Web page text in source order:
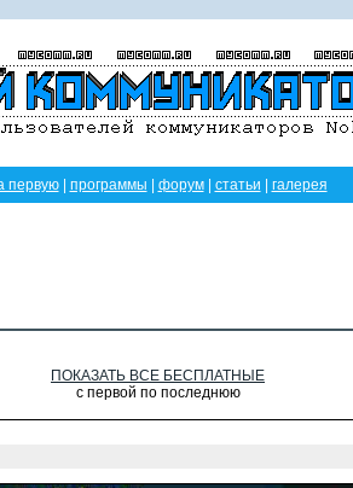
первую| программы форум| статьи галерея
ПОКАЗАТЬ ВСЕ БЕСПЛАТНЫЕ
с первой по последнюю